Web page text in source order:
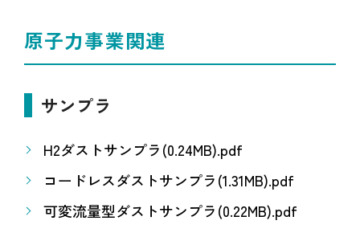
原子力事業関連
サンプラ
H2ダストサンプラ(0.24MB).pdf
コードレスダストサンプラ(1.31MB).pdf
可変流量型ダストサンプラ(0.22MB).pdf